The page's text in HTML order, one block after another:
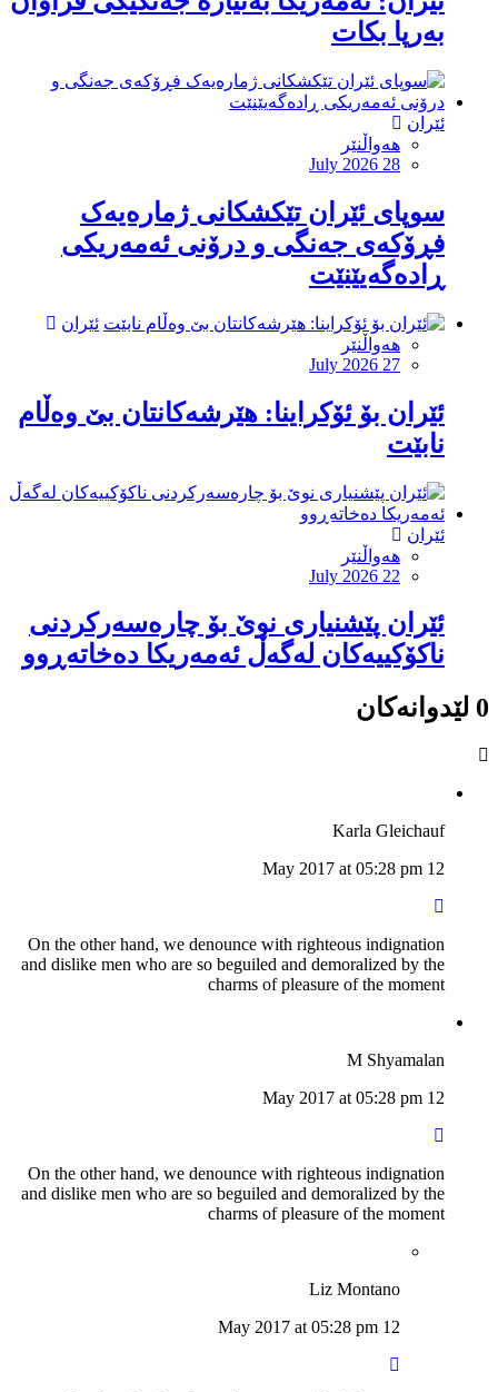
بەرپا بکات
ئێران
هەواڵنێر
July 2026 28
سوپای ئێران تێکشکانی ژمارەیەک
فڕۆکەی جەنگی و درۆنی ئەمەریکی
ڕادەگەیێنێت
ئێران
هەواڵنێر
July 2026 27
ئێران بۆ ئۆکراینا: هێرشەکانتان بێ وەڵام
نابێت
ئێران
هەواڵنێر
July 2026 22
ئێران پێشنیارى نوێ بۆ چارەسەرکردنى
ناکۆکییەکان لەگەڵ ئەمەریکا دەخاتەڕوو
0 لێدوانەکان
Karla Gleichauf
12 May 2017 at 05:28 pm
On the other hand, we denounce with righteous indignation
and dislike men who are so beguiled and demoralized by the
charms of pleasure of the moment
M Shyamalan
12 May 2017 at 05:28 pm
On the other hand, we denounce with righteous indignation
and dislike men who are so beguiled and demoralized by the
charms of pleasure of the moment
Liz Montano
12 May 2017 at 05:28 pm